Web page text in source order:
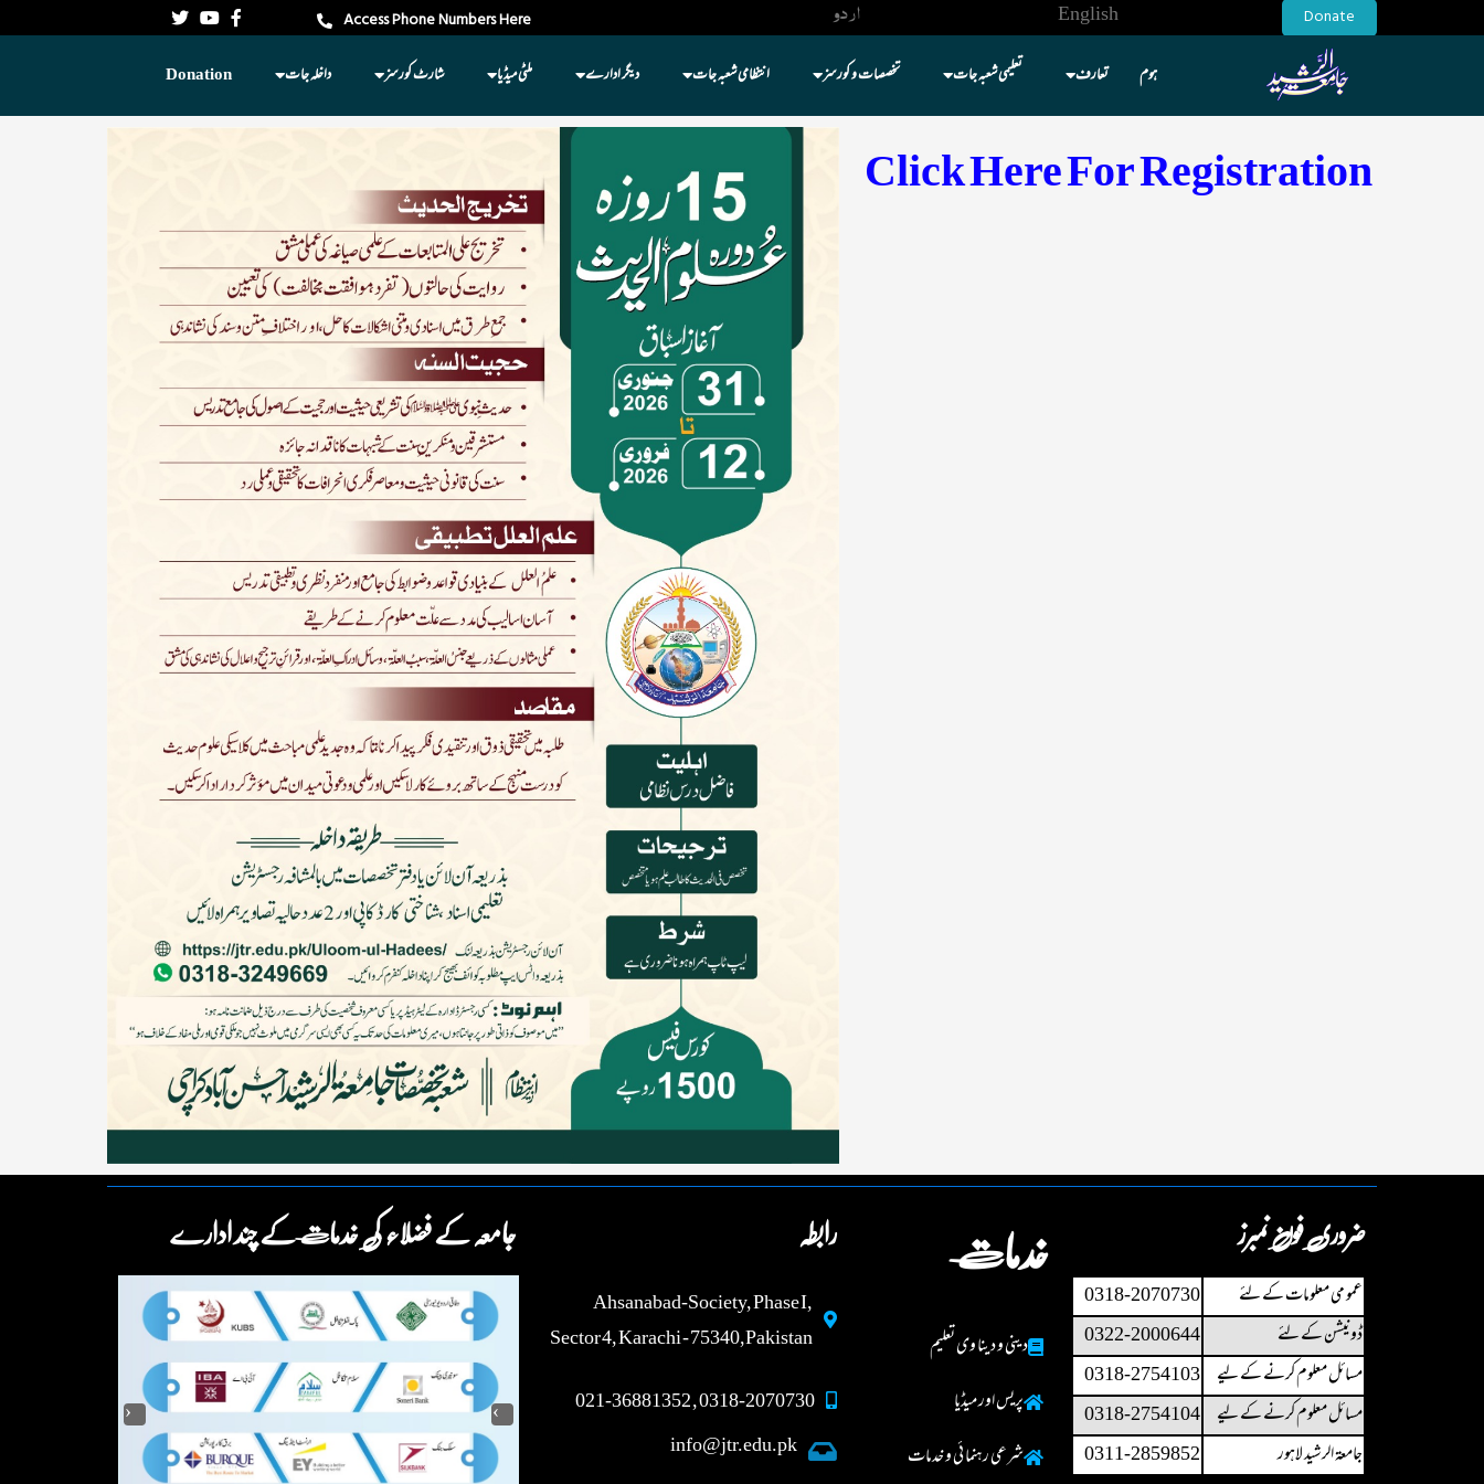
Donate
English اردو Access Phone Numbers Here
ہوم تعارف تعلیمی شعبہ جات تخصصات و کورسز انتظامی شعبہ جات دیگر ادارے ملٹی میڈیا شارٹ کورسز داخلہ جات Donation
Click Here For Registration
ضروری فون نمبرز
عمو می معلومات کے لئے
0318-2070730
ڈونیشن کے لئے
0322-2000644
مسائل معلوم کرنے کے لیے 0318-2754103
مسائل معلوم کرنے کے لیے 0318-2754104
جامعۃ الرشید لاہور
0311-2859852
خدمات
دینی و دینا وی تعلیم
پریس اور میڈیا
شرعی رہنما ئی و خدمات
رابطہ
Ahsanabad-Society, Phase I,
Sector 4, Karachi - 75340,Pakistan
0318-2070730 , 021-36881352
info@jtr.edu.pk
جامعہ کے فضلاء کی خدمات کے چند ادارے
‹ ›